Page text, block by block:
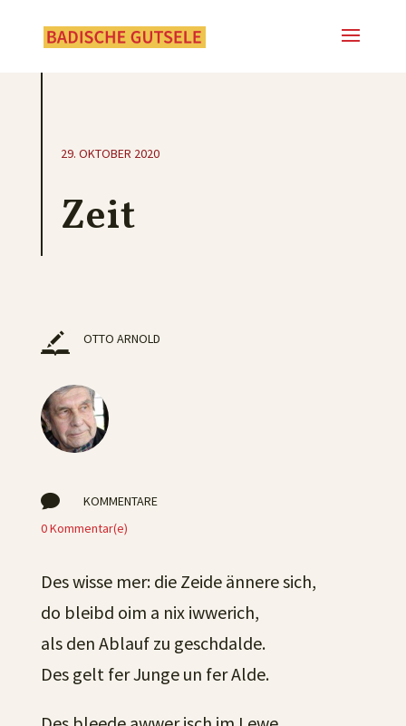
29. OKTOBER 2020
Zeit
OTTO ARNOLD

KOMMENTARE
0 Kommentar(e)
Des wisse mer: die Zeide ännere sich,
do bleibd oim a nix iwwerich,
als den Ablauf zu geschdalde.
Des gelt fer Junge un fer Alde.